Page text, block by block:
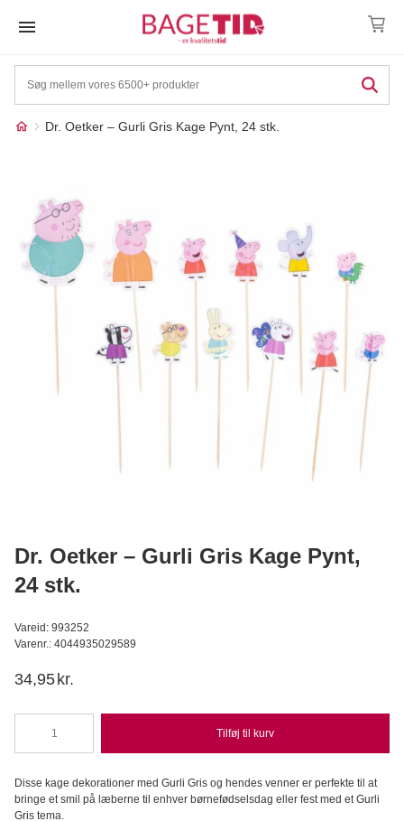
Dr. Oetker – Gurli Gris Kage Pynt, 24 stk.
disse produkter have din
interesse?
Dr. Oetker – Gurli Gris Kage Pynt,
24 stk.
Vareid: 993252
Varenr.: 4044935029589
34,95 kr.
Oetker
Gurli
Gris
Tilføj til kurv
Disse kage dekorationer med Gurli Gris og hendes venner er perfekte til at
bringe et smil på læberne til enhver børnefødselsdag eller fest med et Gurli
Gris tema.